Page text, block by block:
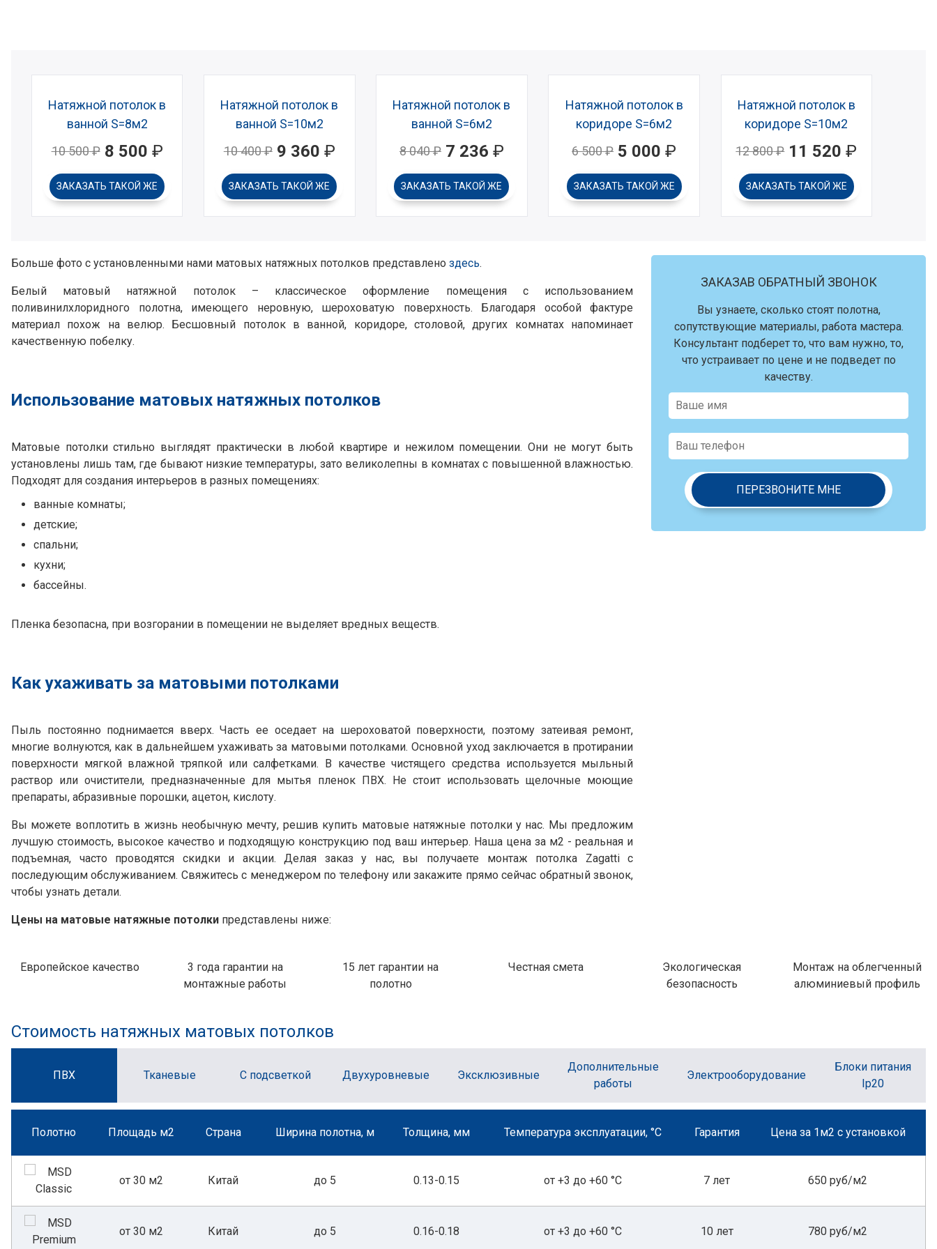
Натяжной потолок в
ванной S=8м2
10 500₽ 8 500 ₽
ЗАКАЗАТЬТАКОЙ ЖЕ
Натяжной потолок в
ванной S=10м2
10 400₽ 9 360 ₽
ЗАКАЗАТЬТАКОЙ ЖЕ
Натяжной потолок в
ванной S=6м2
8 040₽ 7 236 ₽
ЗАКАЗАТЬТАКОЙ ЖЕ
Натяжной потолок в
коридоре S=6м2
6 500₽ 5 000 ₽
ЗАКАЗАТЬ ТАКОЙ ЖЕ
Натяжной потолок в
коридоре S=10м2
12 800₽ 11 520 ₽
ЗАКАЗАТЬ ТАКОЙ ЖЕ
Больше фото с установленными нами матовых натяжных потолков представлено здесь.
Белый матовый натяжной потолок – классическое оформление помещения с использованием
поливинилхлоридного полотна, имеющего неровную, шероховатую поверхность. Благодаря особой фактуре
материал похож на велюр. Бесшовный потолок в ванной, коридоре, столовой, других комнатах напоминает
качественную побелку.
Использование матовых натяжных потолков
Матовые потолки стильно выглядят практически в любой квартире и нежилом помещении. Они не могут быть
установлены лишь там, где бывают низкие температуры, зато великолепны в комнатах с повышенной влажностью.
Подходят для создания интерьеров в разных помещениях:
ванные комнаты;
детские;
спальни;
кухни;
бассейны.
Пленка безопасна, при возгорании в помещении не выделяет вредных веществ.
Как ухаживать за матовыми потолками
Пыль постоянно поднимается вверх. Часть ее оседает на шероховатой поверхности, поэтому затеивая ремонт,
многие волнуются, как в дальнейшем ухаживать за матовыми потолками. Основной уход заключается в протирании
поверхности мягкой влажной тряпкой или салфетками. В качестве чистящего средства используется мыльный
раствор или очистители, предназначенные для мытья пленок ПВХ. Не стоит использовать щелочные моющие
препараты, абразивные порошки, ацетон, кислоту.
Вы можете воплотить в жизнь необычную мечту, решив купить матовые натяжные потолки у нас. Мы предложим
лучшую стоимость, высокое качество и подходящую конструкцию под ваш интерьер. Наша цена за м2 - реальная и
подъемная, часто проводятся скидки и акции. Делая заказ у нас, вы получаете монтаж потолка Zagatti с
последующим обслуживанием. Свяжитесь с менеджером по телефону или закажите прямо сейчас обратный звонок,
чтобы узнать детали.
Цены на матовые натяжные потолки представлены ниже:
ЗАКАЗАВ ОБРАТНЫЙ ЗВОНОК
Вы узнаете, сколько стоят полотна,
сопутствующие материалы, работа мастера.
Консультант подберет то, что вам нужно, то,
что устраивает по цене и не подведет по
качеству.
ПЕРЕЗВОНИТЕ МНЕ
Европейское качество
3 года гарантии на
монтажные работы
15 лет гарантии на
полотно
Честная смета
Экологическая
безопасность
Монтаж на облегченный
алюминиевый профиль
Стоимость натяжных матовых потолков
ПВХ Тканевые С подсветкой Двухуровневые Эксклюзивные
Дополнительные
работы
Электрооборудование
Блоки питания
Ip20
Полотно Площадь м2 Страна Ширина полотна, м Толщина, мм Температура эксплуатации, °С Гарантия Цена за 1м2 с установкой
от 30 м2 Китай до 5 0.13-0.15 от +3 до +60 °С 7 лет 650 руб/м2
от 30 м2 Китай до 5 0.16-0.18 от +3 до +60 °С 10 лет 780 руб/м2